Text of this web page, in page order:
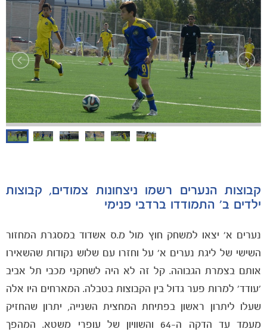
הקבוצות
קבוצות הנערים רשמו ניצחונות צמודים, קבוצות
ילדים ב' התמודדו ברדבי פנימי
נערים א' יצאו למשחק חוץ מול מ.ס אשדוד במסגרת המחזור
השישי של ליגת נערים א' על וחזרו עם שלוש נקודות שהשאירו
אותם בצמרת הגבוהה. קל זה לא היה לשחקני מכבי תל אביב
'עודד' למרות פער גדול בין הקבוצות בטבלה. המארחים היו אלה
שעלו ליתרון ראשון בפתיחת המחצית השנייה, יתרון שהחזיק
מעמד עד הדקה ה-64 והשוויון של עופרי משטא. המהפך